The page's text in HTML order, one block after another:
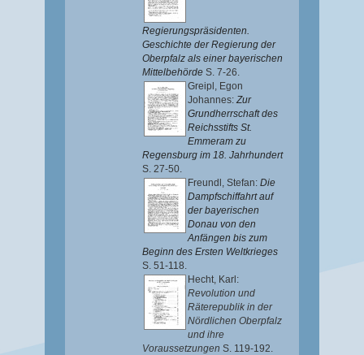
Regierungspräsidenten.
Geschichte der Regierung der
Oberpfalz als einer bayerischen
Mittelbehörde S. 7-26.
Greipl, Egon
Johannes:Zur
Grundherrschaft des
Reichsstifts St.
Emmeram zu
Regensburg im 18. Jahrhundert
S. 27-50.
Freundl, Stefan: Die
Dampfschiffahrt auf
der bayerischen
Donau von den
Anfängen bis zum
Beginn des Ersten Weltkrieges
S. 51-118.
Hecht, Karl :
Revolution und
Räterepublik in der
Nördlichen Oberpfalz
und ihre
Voraussetzungen S. 119-192.